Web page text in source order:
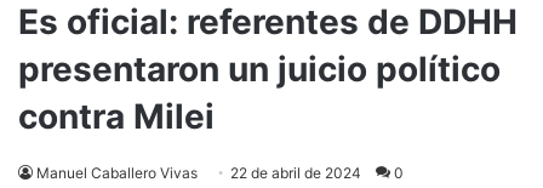
Es oficial: referentes de DDHH
presentaron un juicio político
contra Milei
Manuel Caballero Vivas 22 de abril de 2024 0